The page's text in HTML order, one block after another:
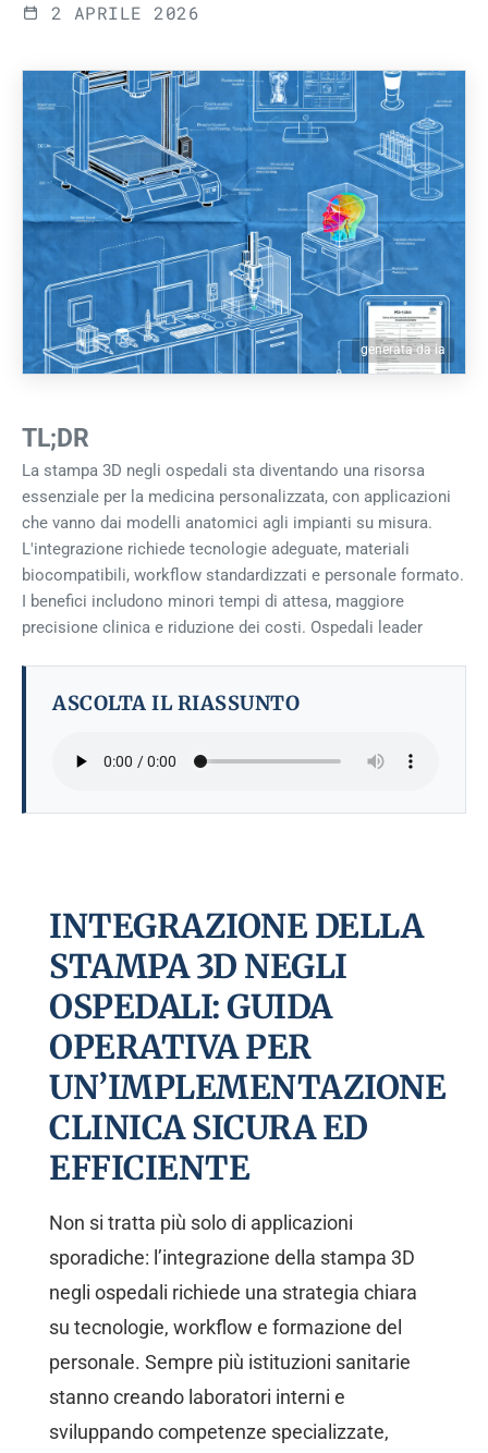
2 APRILE 2026
generata da ia
TL;DR
La stampa 3D negli ospedali sta diventando una risorsa
essenziale per la medicina personalizzata, con applicazioni
che vanno dai modelli anatomici agli impianti su misura.
L'integrazione richiede tecnologie adeguate, materiali
biocompatibili, workflow standardizzati e personale formato.
I benefici includono minori tempi di attesa, maggiore
precisione clinica e riduzione dei costi. Ospedali leader
ASCOLTA IL RIASSUNTO
INTEGRAZIONE DELLA
STAMPA 3D NEGLI
OSPEDALI: GUIDA
OPERATIVA PER
UN’IMPLEMENTAZIONE
CLINICA SICURA ED
EFFICIENTE
Non si tratta più solo di applicazioni
sporadiche: l’integrazione della stampa 3D
negli ospedali richiede una strategia chiara
su tecnologie, workflow e formazione del
personale. Sempre più istituzioni sanitarie
stanno creando laboratori interni e
sviluppando competenze specializzate,